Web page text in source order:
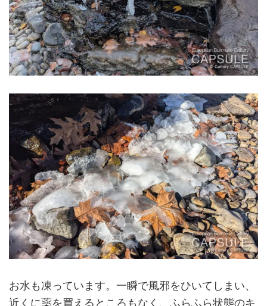
お水も凍っています。一瞬で風邪をひいてしまい、
近くに薬を買えるところもなく、ふらふら状態のキ